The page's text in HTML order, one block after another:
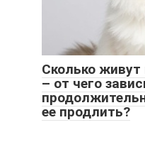
Сколько живут
– от чего
ее продлить?